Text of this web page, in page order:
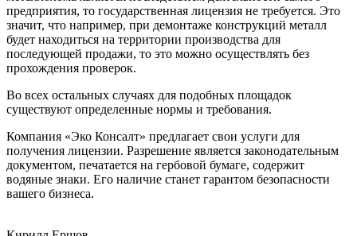
предприятия, то государственная лицензия не требуется. Это
значит, что например, при демонтаже конструкций металл
будет находиться на территории производства для
последующей продажи, то это можно осуществлять без
прохождения проверок.
Во всех остальных случаях для подобных площадок
существуют определенные нормы и требования.
Компания «Эко Консалт» предлагает свои услуги для
получения лицензии. Разрешение является законодательным
документом, печатается на гербовой бумаге, содержит
водяные знаки. Его наличие станет гарантом безопасности
вашего бизнеса.